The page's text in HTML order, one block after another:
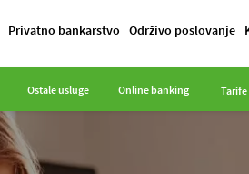
Ostale usluge Online banking Tarife
Privatno bankarstvo Održivo poslovanje